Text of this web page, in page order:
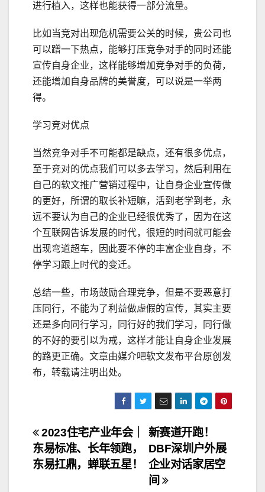
进行植入，这样也能获得一部分流量。
比如当竞对出现危机需要公关的时候，贵公司也
可以蹭一下热点，能够打压竞争对手的同时还能
宣传自身企业，这样能够增加竞争对手的负荷，
还能增加自身品牌的美誉度，可以说是一举两
得。
学习竞对优点
当然竞争对手不可能都是缺点，还有很多优点，
至于竞对的优点我们可以多去学习，然后利用在
自己的软文推广营销过程中，让自身企业宣传做
的更好，所谓的取长补短嘛，活到老学到老，永
远不要认为自己的企业已经很优秀了，因为在这
个互联网告诉发展的时代，很短的时间就可能会
出现弯道超车，因此要不停的丰富企业自身，不
停学习跟上时代的变迁。
总结一些，市场鼓励合理竞争，但是不要恶意打
压同行，不能为了利益做虚假的宣传，其实主要
还是多向同行学习，同行好的我们学习，同行做
的不好的要引以为戒，这样才能让自身企业发展
的路更正确。文章由媒介吧软文发布平台原创发
布，转载请注明出处。
文
章
新赛道开跑！
DBF深圳户外展
企业对话家居空
间
2023住宅产业年会｜
东易标准、长年领跑，
东易扛鼎，蝉联五星！